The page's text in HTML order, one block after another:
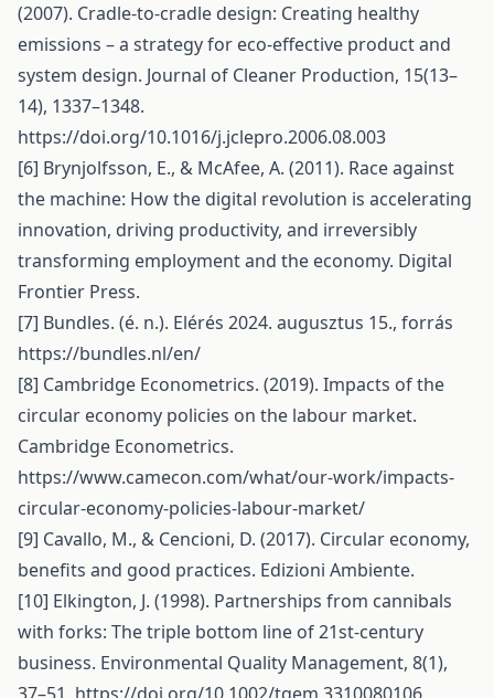
(2007). Cradle-to-cradle design: Creating healthy
emissions – a strategy for eco-effective product and
system design. Journal of Cleaner Production, 15(13–
14), 1337–1348.
https://doi.org/10.1016/j.jclepro.2006.08.003
[6] Brynjolfsson, E., & McAfee, A. (2011). Race against
the machine: How the digital revolution is accelerating
innovation, driving productivity, and irreversibly
transforming employment and the economy. Digital
Frontier Press.
[7] Bundles. (é. n.). Elérés 2024. augusztus 15., forrás
https://bundles.nl/en/
[8] Cambridge Econometrics. (2019). Impacts of the
circular economy policies on the labour market.
Cambridge Econometrics.
https://www.camecon.com/what/our-work/impacts-
circular-economy-policies-labour-market/
[9] Cavallo, M., & Cencioni, D. (2017). Circular economy,
benefits and good practices. Edizioni Ambiente.
[10] Elkington, J. (1998). Partnerships from cannibals
with forks: The triple bottom line of 21st-century
business. Environmental Quality Management, 8(1),